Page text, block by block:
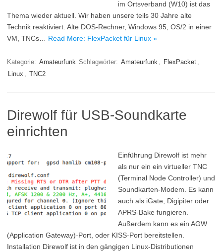
im Ortsverband (W10) ist das
Thema wieder aktuell. Wir haben unsere teils 30 Jahre alte
Technik reaktiviert. Alte DOS-Rechner, Windows 95, OS/2 in einer
VM, TNCs… Read More: FlexPacket für Linux »
Kategorie: Amateurfunk Schlagwörter: Amateurfunk , FlexPacket ,
Linux , TNC2
Direwolf für USB-Soundkarte
einrichten
Einführung Direwolf ist mehr
als nur ein ein virtueller TNC
(Terminal Node Controller) und
Soundkarten-Modem. Es kann
auch als iGate, Digipiter oder
APRS-Bake fungieren.
Außerdem kann es ein AGW
(Application Gateway)-Port, oder KISS-Port bereitstellen.
Installation Direwolf ist in den gängigen Linux-Distributionen